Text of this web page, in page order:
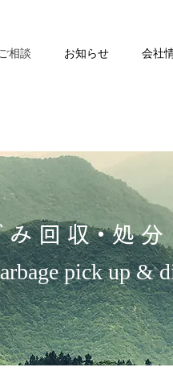
相談 お知らせ 会社
み 回 収・処 分
pick up &